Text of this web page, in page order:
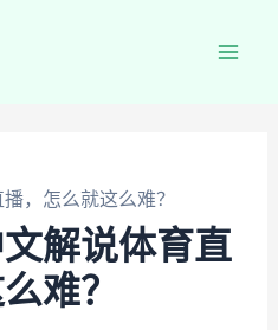
，怎么就这么难？
解说体育直
难？